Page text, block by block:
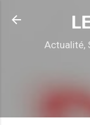
Actualité,